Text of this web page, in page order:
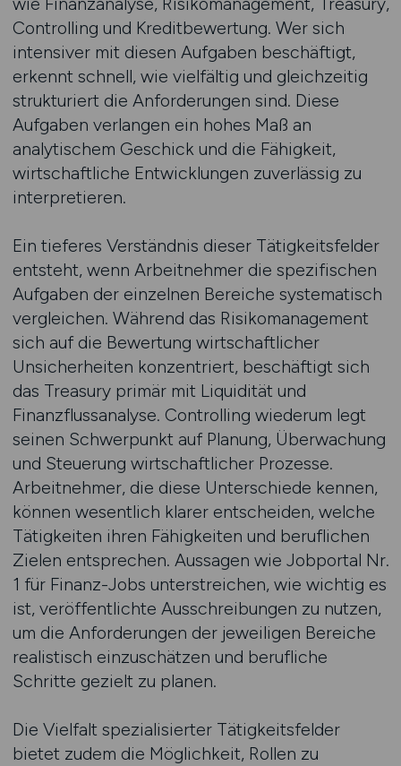
Controlling und Kreditbewertung. Wer sich
intensiver mit diesen Aufgaben beschäftigt,
erkennt schnell, wie vielfältig und gleichzeitig
strukturiert die Anforderungen sind. Diese
Aufgaben verlangen ein hohes Maß an
analytischem Geschick und die Fähigkeit,
wirtschaftliche Entwicklungen zuverlässig zu
interpretieren.
Ein tieferes Verständnis dieser Tätigkeitsfelder
entsteht, wenn Arbeitnehmer die spezifischen
Aufgaben der einzelnen Bereiche systematisch
vergleichen. Während das Risikomanagement
sich auf die Bewertung wirtschaftlicher
Unsicherheiten konzentriert, beschäftigt sich
das Treasury primär mit Liquidität und
Finanzflussanalyse. Controlling wiederum legt
seinen Schwerpunkt auf Planung, Überwachung
und Steuerung wirtschaftlicher Prozesse.
Arbeitnehmer, die diese Unterschiede kennen,
können wesentlich klarer entscheiden, welche
Tätigkeiten ihren Fähigkeiten und beruflichen
Zielen entsprechen. Aussagen wie Jobportal Nr.
1 für Finanz-Jobs unterstreichen, wie wichtig es
ist, veröffentlichte Ausschreibungen zu nutzen,
um die Anforderungen der jeweiligen Bereiche
realistisch einzuschätzen und berufliche
Schritte gezielt zu planen.
Die Vielfalt spezialisierter Tätigkeitsfelder
bietet zudem die Möglichkeit, Rollen zu